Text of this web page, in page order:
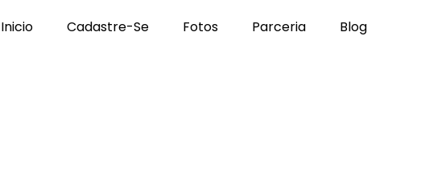
Inicio Cadastre-Se Fotos Parceria Blog